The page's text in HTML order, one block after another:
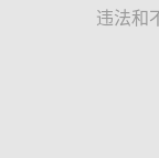
违法和